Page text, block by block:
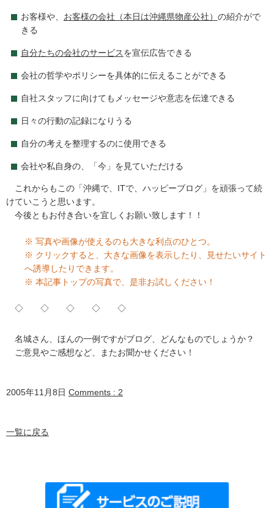
お客様や、 お客様の会社（本日は沖縄県物産公社） の紹介がで
きる
自分たちの会社のサービスを宣伝広告できる
会社の哲学やポリシーを具体的に伝えることができる
自社スタッフに向けてもメッセージや意志を伝達できる
日々の行動の記録になりうる
自分の考えを整理するのに使用できる
会社や私自身の、「今」を見ていただける
これからもこの「沖縄で、ITで、ハッピーブログ」を頑張って続
けていこうと思います。
今後ともお付き合いを宜しくお願い致します！！
※ 写真や画像が使えるのも大きな利点のひとつ。
※ クリックすると、大きな画像を表示したり、見せたいサイト
へ誘導したりできます。
※ 本記事トップの写真で、是非お試しください！
◇ ◇ ◇ ◇ ◇
名城さん、ほんの一例ですがブログ、どんなものでしょうか？
ご意見やご感想など、またお聞かせください！
2005年11月8日 Comments : 2
一覧に戻る